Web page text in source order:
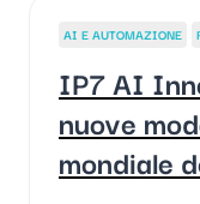
AI E AUTOMAZIONE
IP7 AI
nuove
mondiale